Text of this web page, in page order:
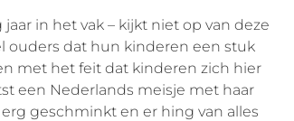
in het vak – kijkt niet op van deze
ouders dat hun kinderen een stuk
met het feit dat kinderen zich hier
een Nederlands meisje met haar
geschminkt en er hing van alles